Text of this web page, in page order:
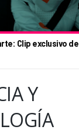
Clip exclusivo de
Y